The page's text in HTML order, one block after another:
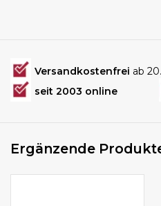
Versandkostenfrei ab
seit 2003 online
Ergänzende